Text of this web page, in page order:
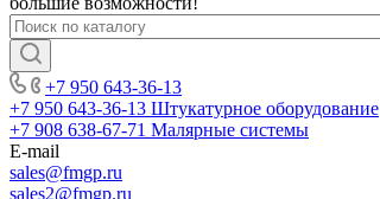
+7 950 643-36-13
+7 950 643-36-13 Штукатурное оборудование
+7 908 638-67-71 Малярные системы
E-mail
sales@fmgp.ru
sales2@fmgp.ru